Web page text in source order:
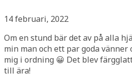
14 februari, 2022
Om en stund bär det av på alla
min man och ett par goda
mig i ordning 😀 Det blev
till ära!